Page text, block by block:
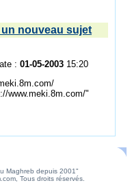
nouveau sujet
: 01-05-2003 15:20
www.meki.8m.com/"
Maghreb depuis 2001"
Tous droits réservés.